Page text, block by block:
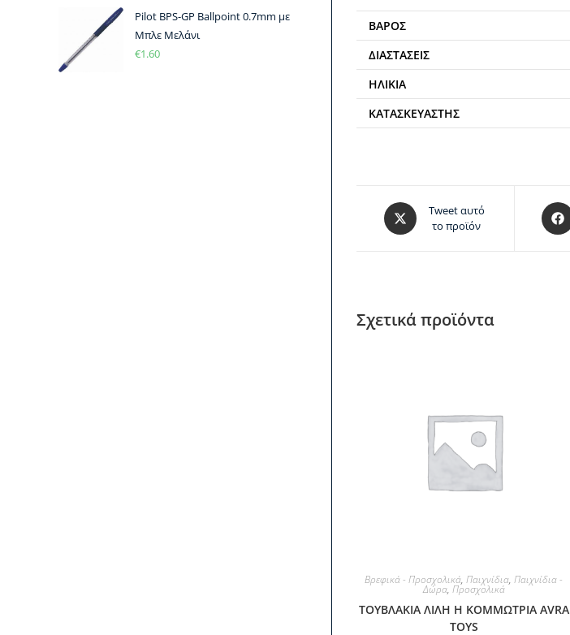
ΒΆΡΟΣ
ΔΙΑΣΤΆΣΕΙΣ
ΗΛΙΚΊΑ
ΚΑΤΑΣΚΕΥΑΣΤΉΣ
Tweet αυτό
το προϊόν
Σχετικά προϊόντα
Βρεφικά - Προσχολικά,Παιχνίδια,Παιχνίδια -
Δώρα, Προσχολικά
ΤΟΥΒΛΑΚΙΑ ΛΙΛΗ Η ΚΟΜΜΩΤΡΙΑ AVRA
TOYS
Pilot BPS-GP Ballpoint 0.7mm με
Μπλε Μελάνι
€1.60